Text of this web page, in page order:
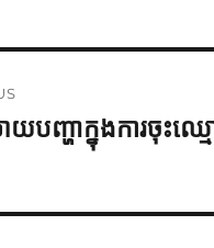
យ​បញ្ហា​ក្នុង​ការ​ចុះ​ឈ្